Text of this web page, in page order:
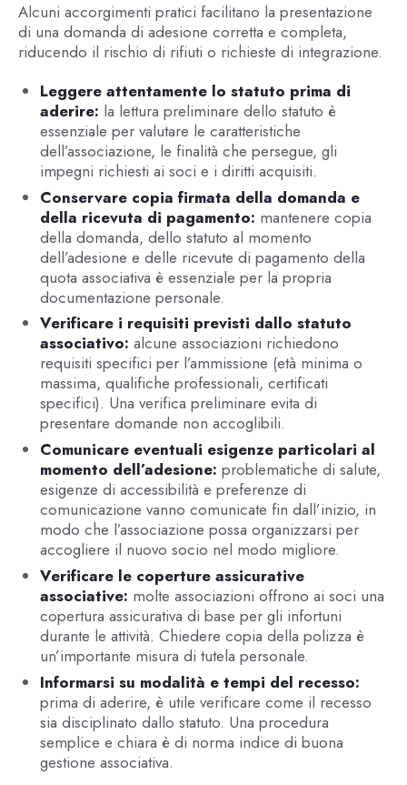
Alcuni accorgimenti pratici facilitano la presentazione
di una domanda di adesione corretta e completa,
riducendo il rischio di rifiuti o richieste di integrazione.
Leggere attentamente lo statuto prima di
aderire: la lettura preliminare dello statuto è
essenziale per valutare le caratteristiche
dell’associazione, le finalità che persegue, gli
impegni richiesti ai soci e i diritti acquisiti.
Conservare copia firmata della domanda e
della ricevuta di pagamento: mantenere copia
della domanda, dello statuto al momento
dell’adesione e delle ricevute di pagamento della
quota associativa è essenziale per la propria
documentazione personale.
Verificare i requisiti previsti dallo statuto
associativo: alcune associazioni richiedono
requisiti specifici per l’ammissione (età minima o
massima, qualifiche professionali, certificati
specifici). Una verifica preliminare evita di
presentare domande non accoglibili.
Comunicare eventuali esigenze particolari al
momento dell’adesione: problematiche di salute,
esigenze di accessibilità e preferenze di
comunicazione vanno comunicate fin dall’inizio, in
modo che l’associazione possa organizzarsi per
accogliere il nuovo socio nel modo migliore.
Verificare le coperture assicurative
associative: molte associazioni offrono ai soci una
copertura assicurativa di base per gli infortuni
durante le attività. Chiedere copia della polizza è
un’importante misura di tutela personale.
Informarsi su modalità e tempi del recesso:
prima di aderire, è utile verificare come il recesso
sia disciplinato dallo statuto. Una procedura
semplice e chiara è di norma indice di buona
gestione associativa.